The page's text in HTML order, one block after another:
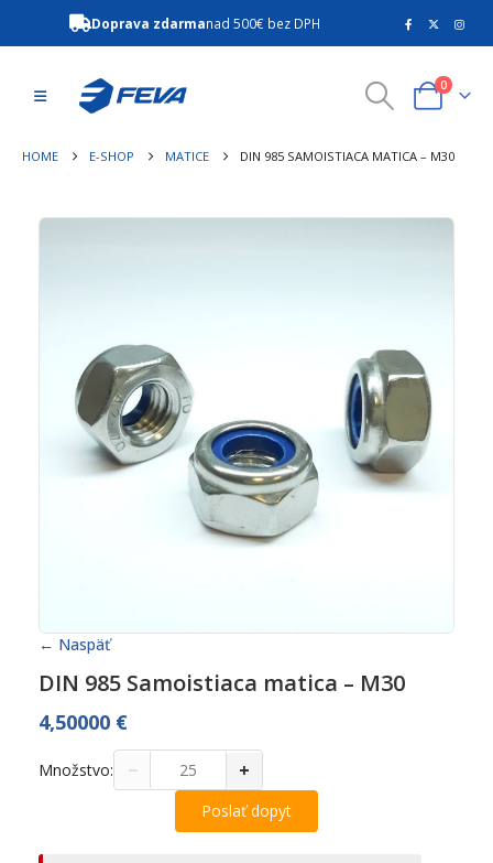
Doprava zdarmanad 500€ bez DPH
0
HOME E-SHOP MATICE DIN 985 SAMOISTIACA MATICA – M30
← Naspäť
DIN 985 Samoistiaca matica – M30
4,50000 €
Množstvo: − +
Poslať dopyt